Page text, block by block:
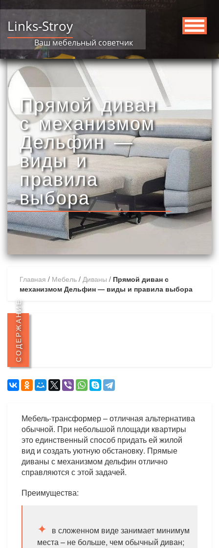
Links-Stroy
Ваш мебельный советчик
Прямой диван
с механизмом
Дельфин —
виды и
правила
выбора
Главная / Мебель / Диваны / Прямой диван с
механизмом Дельфин — виды и правила выбора
СОДЕРЖАНИЕ
Мебель-трансформер – отличная альтернатива
обычной. При небольшой площади квартиры
это единственный способ придать ей жилой
вид и создать уютную обстановку. Прямые
диваны с механизмом дельфин отлично
справляются с этой задачей.
Преимущества:
в сложенном виде занимает минимум
места – не больше, чем обычный диван;